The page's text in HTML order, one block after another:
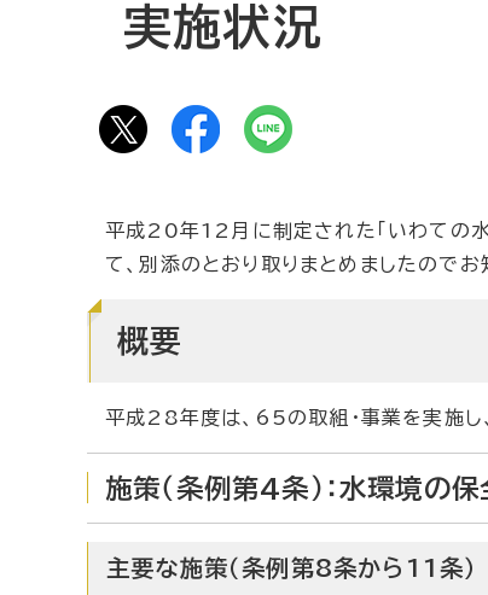
実施状況
平成20年12月に制定された「いわての
て、別添のとおり取りまとめましたのでお
概要
平成28年度は、65の取組・事業を実施
施策（条例第4条）：水環境の
主要な施策（条例第8条から11条）